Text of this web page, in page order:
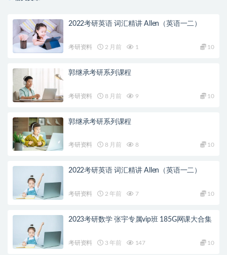
2022考研英语 词汇精讲 Allen（英语一二）
考研资料 2 月前 1 10
郭继承考研系列课程
考研资料 8 月前 9 10
郭继承考研系列课程
考研资料 8 月前 8 10
2022考研英语 词汇精讲 Allen（英语一二）
考研资料 2 年前 7 10
2023考研数学 张宇专属vip班 185G网课大合集
考研资料 3 年前 147 10